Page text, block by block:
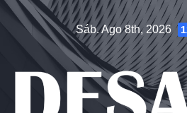
Saltar
contenido
Sáb. Ago 8th, 2026